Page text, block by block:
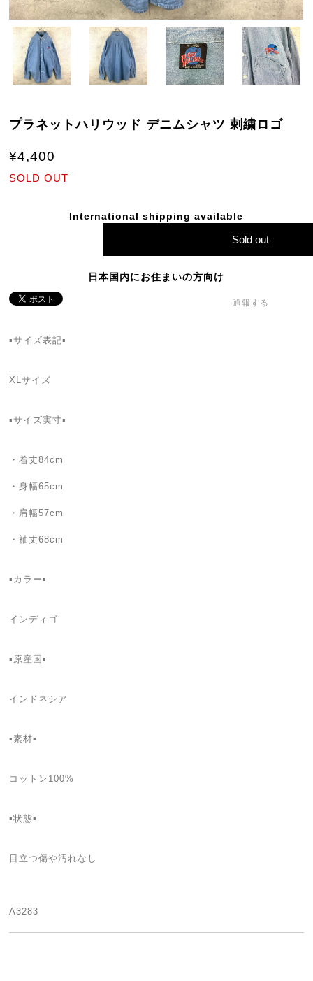
プラネットハリウッド デニムシャツ 刺繍ロゴ
¥4,400
SOLD OUT
International shipping available
Sold out
日本国内にお住まいの方向け
通報する
▪️サイズ表記▪
XLサイズ
▪️サイズ実寸▪️
・着丈84cm
・身幅65cm
・肩幅57cm
・袖丈68cm
▪カラー▪
インディゴ
▪️原産国▪
インドネシア
▪️素材▪
コットン100%
▪️状態▪️
目立つ傷や汚れなし
A3283